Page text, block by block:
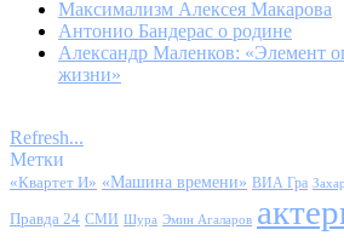
Максимализм Алексея Макарова
Антонио Бандерас о родине
Александр Маленков: «Элемент
жизни»
Refresh...
Метки
«Квартет И» «Машина времени» ВИА Гра
Правда 24 СМИ Шура Эмин Агаларов